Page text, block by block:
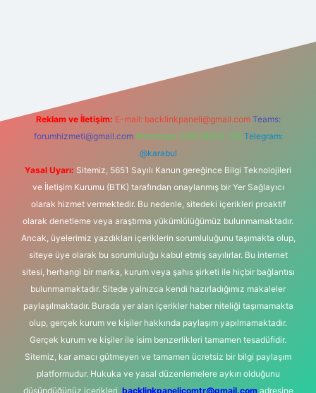
Reklam ve İletişim: E-mail: backlinkpaneli@gmail.com Teams:
forumhizmeti@gmail.com Whatsapp: 0262 606 0 726 Telegram:
@karabul
Yasal Uyarı: Sitemiz, 5651 Sayılı Kanun gereğince Bilgi Teknolojileri
ve İletişim Kurumu (BTK) tarafından onaylanmış bir Yer Sağlayıcı
olarak hizmet vermektedir. Bu nedenle, sitedeki içerikleri proaktif
olarak denetleme veya araştırma yükümlülüğümüz bulunmamaktadır.
Ancak, üyelerimiz yazdıkları içeriklerin sorumluluğunu taşımakta olup,
siteye üye olarak bu sorumluluğu kabul etmiş sayılırlar. Bu internet
sitesi, herhangi bir marka, kurum veya şahıs şirketi ile hiçbir bağlantısı
bulunmamaktadır. Sitede yalnızca kendi hazırladığımız makaleler
paylaşılmaktadır. Burada yer alan içerikler haber niteliği taşımamakta
olup, gerçek kurum ve kişiler hakkında paylaşım yapılmamaktadır.
Gerçek kurum ve kişiler ile isim benzerlikleri tamamen tesadüfidir.
Sitemiz, kar amacı gütmeyen ve tamamen ücretsiz bir bilgi paylaşım
platformudur. Hukuka ve yasal düzenlemelere aykırı olduğunu
düşündüğünüz içerikleri, backlinkpanelicomtr@gmail.comadresine